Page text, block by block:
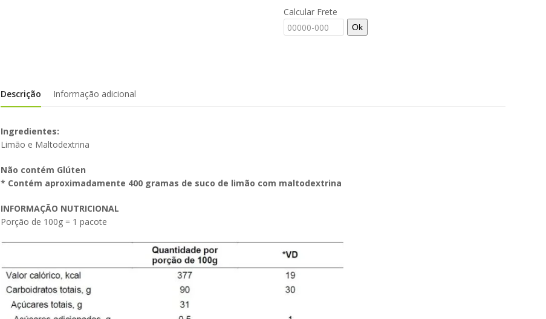
Calcular Frete
Ok
Descrição Informação adicional
Ingredientes:
Limão e Maltodextrina
Não contém Glúten
* Contém aproximadamente 400 gramas de suco de limão com maltodextrina
INFORMAÇÃO NUTRICIONAL
Porção de 100g = 1 pacote